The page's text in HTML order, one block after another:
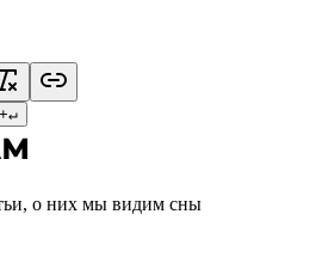
+↵
о них мы видим сны